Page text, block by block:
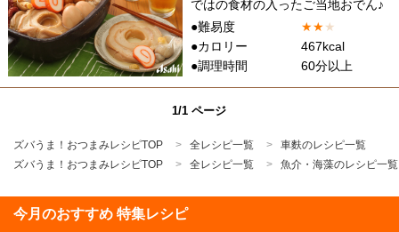
ではの食材の入ったご当地おでん♪
●難易度
★★★
●カロリー
467kcal
●調理時間
60分以上
1/1 ページ
ズバうま！おつまみレシピTOP 全レシピ一覧
車麩のレシピ一覧
ズバうま！おつまみレシピTOP
全レシピ一覧 魚介・海藻のレシピ一覧
今月のおすすめ 特集レシピ